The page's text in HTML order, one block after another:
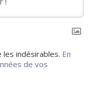
indésirables. En
de vos